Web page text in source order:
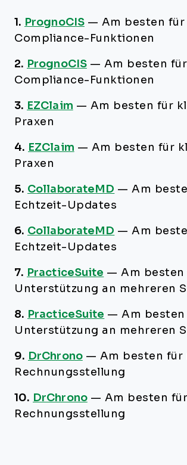
1. PrognoCIS — Am besten für
Compliance-Funktionen
2. PrognoCIS — Am besten für
Compliance-Funktionen
3. EZClaim — Am besten für
Praxen
4. EZClaim — Am besten für
Praxen
5. CollaborateMD —Am
Echtzeit-Updates
6. CollaborateMD —Am
Echtzeit-Updates
7. PracticeSuite —Am besten
Unterstützung an mehreren
8. PracticeSuite —Am
Unterstützung an mehreren
9. DrChrono — Am besten für
Rechnungsstellung
10. DrChrono — Am besten
Rechnungsstellung